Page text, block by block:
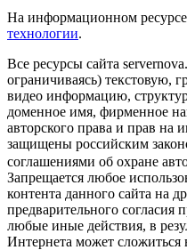
На информационном
технологии.
Все ресурсы сайта
ограничиваясь) текстовую,
видео информацию,
доменное имя, фирменное
авторского права и прав на
защищены российским
соглашениями об охране
Запрещается любое
контента данного сайта на
предварительного согласия
любые иные действия, в
Интернета может сложиться